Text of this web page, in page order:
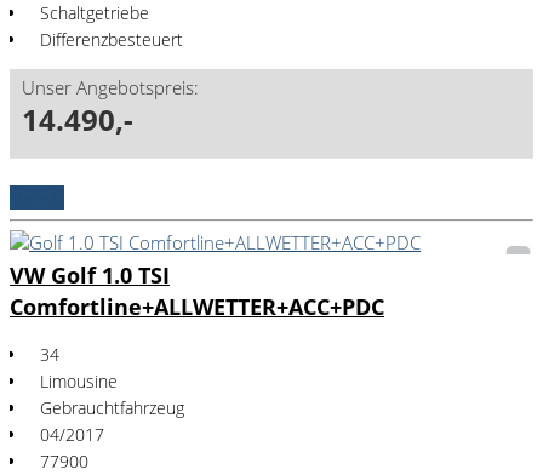
Schaltgetriebe
Differenzbesteuert
Unser Angebotspreis:
14.490,-
VW Golf 1.0 TSI
Comfortline+ALLWETTER+ACC+PDC
34
Limousine
Gebrauchtfahrzeug
04/2017
77900